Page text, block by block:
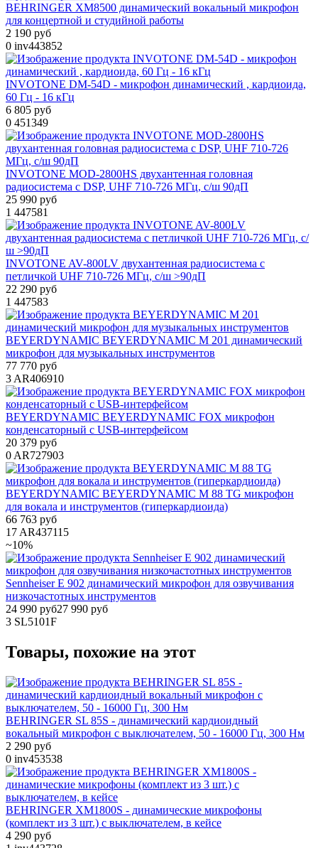
BEHRINGER XM8500 динамический вокальный микрофон
для концертной и студийной работы
2 190 руб
0 inv443852
INVOTONE DM-54D - микрофон динамический , кардиоида,
60 Гц - 16 кГц
6 805 руб
0 451349
INVOTONE MOD-2800HS двухантенная головная
радиосистема с DSP, UHF 710-726 МГц, с/ш 90дП
25 990 руб
1 447581
INVOTONE AV-800LV двухантенная радиосистема с
петличкой UHF 710-726 МГц, с/ш >90дП
22 290 руб
1 447583
BEYERDYNAMIC BEYERDYNAMIC M 201 динамический
микрофон для музыкальных инструментов
77 770 руб
3 AR406910
BEYERDYNAMIC BEYERDYNAMIC FOX микрофон
конденсаторный с USB-интерфейсом
20 379 руб
0 AR727903
BEYERDYNAMIC BEYERDYNAMIC M 88 TG микрофон
для вокала и инструментов (гиперкардиоида)
66 763 руб
17 AR437115
~10%
Sennheiser E 902 динамический микрофон для озвучивания
низкочастотных инструментов
24 990 руб27 990 руб
3 SL5101F
Товары, похожие на этот
BEHRINGER SL 85S - динамический кардиоидный
вокальный микрофон с выключателем, 50 - 16000 Гц, 300 Нм
2 290 руб
0 inv453538
BEHRINGER XM1800S - динамические микрофоны
(комплект из 3 шт.) с выключателем, в кейсе
4 290 руб